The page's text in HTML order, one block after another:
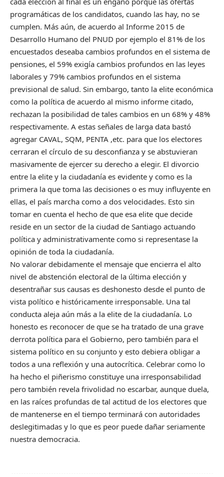
programáticas de los candidatos, cuando las hay, no se
cumplen. Más aún, de acuerdo al Informe 2015 de
Desarrollo Humano del PNUD por ejemplo el 81% de los
encuestados deseaba cambios profundos en el sistema de
pensiones, el 59% exigía cambios profundos en las leyes
laborales y 79% cambios profundos en el sistema
previsional de salud. Sin embargo, tanto la elite económica
como la política de acuerdo al mismo informe citado,
rechazan la posibilidad de tales cambios en un 68% y 48%
respectivamente. A estas señales de larga data bastó
agregar CAVAL, SQM, PENTA ,etc. para que los electores
cerraran el círculo de su desconfianza y se abstuvieran
masivamente de ejercer su derecho a elegir. El divorcio
entre la elite y la ciudadanía es evidente y como es la
primera la que toma las decisiones o es muy influyente en
ellas, el país marcha como a dos velocidades. Esto sin
tomar en cuenta el hecho de que esa elite que decide
reside en un sector de la ciudad de Santiago actuando
política y administrativamente como si representase la
opinión de toda la ciudadanía.
No valorar debidamente el mensaje que encierra el alto
nivel de abstención electoral de la última elección y
desentrañar sus causas es deshonesto desde el punto de
vista político e históricamente irresponsable. Una tal
conducta aleja aún más a la elite de la ciudadanía. Lo
honesto es reconocer de que se ha tratado de una grave
derrota política para el Gobierno, pero también para el
sistema político en su conjunto y esto debiera obligar a
todos a una reflexión y una autocrítica. Celebrar como lo
ha hecho el piñerismo constituye una irresponsabilidad
pero también revela frivolidad no escarbar, aunque duela,
en las raíces profundas de tal actitud de los electores que
de mantenerse en el tiempo terminará con autoridades
deslegitimadas y lo que es peor puede dañar seriamente
nuestra democracia.